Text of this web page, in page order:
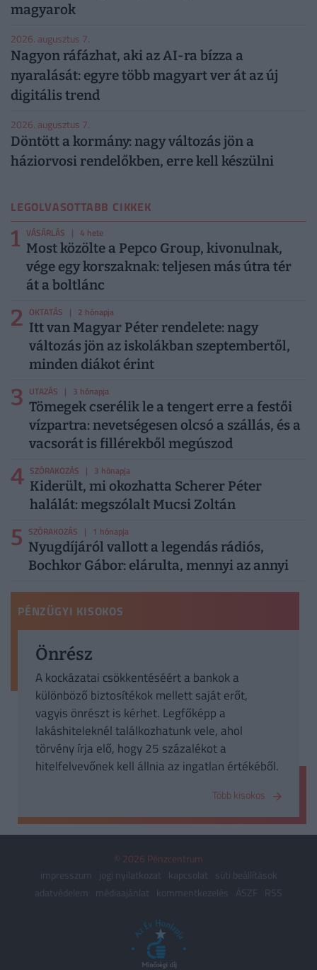
magyarok
2026. augusztus 7.
Nagyon ráfázhat, aki az AI-ra bízza a
nyaralását: egyre több magyart ver át az új
digitális trend
2026. augusztus 7.
Döntött a kormány: nagy változás jön a
háziorvosi rendelőkben, erre kell készülni
LEGOLVASOTTABB CIKKEK
1 VÁSÁRLÁS | 4 hete
Most közölte a Pepco Group, kivonulnak,
vége egy korszaknak: teljesen más útra tér
át a boltlánc
2 OKTATÁS | 2 hónapja
Itt van Magyar Péter rendelete: nagy
változás jön az iskolákban szeptembertől,
minden diákot érint
3 UTAZÁS | 3 hónapja
Tömegek cserélik le a tengert erre a festői
vízpartra: nevetségesen olcsó a szállás, és a
vacsorát is fillérekből megúszod
4 SZÓRAKOZÁS | 3 hónapja
Kiderült, mi okozhatta Scherer Péter
halálát: megszólalt Mucsi Zoltán
5 SZÓRAKOZÁS | 1 hónapja
Nyugdíjáról vallott a legendás rádiós,
Bochkor Gábor: elárulta, mennyi az annyi
PÉNZÜGYI KISOKOS
Önrész
A kockázatai csökkentéséért a bankok a
különböző biztosítékok mellett saját erőt,
vagyis önrészt is kérhet. Legfőképp a
lakáshiteleknél találkozhatunk vele, ahol
törvény írja elő, hogy 25 százalékot a
hitelfelvevőnek kell állnia az ingatlan értékéből.
Több kisokos
© 2026 Pénzcentrum
impresszum
jogi nyilatkozat kapcsolat
süti beállítások
adatvédelem
médiaajánlat kommentkezelés ÁSZF RSS